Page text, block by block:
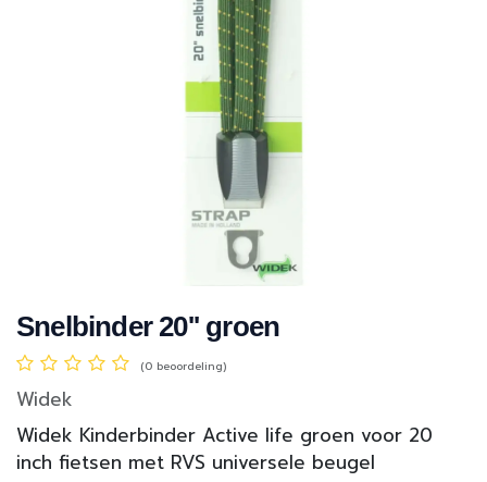
Snelbinder 20'' groen
(0 beoordeling)
Widek
Widek Kinderbinder Active life groen voor 20
inch fietsen met RVS universele beugel